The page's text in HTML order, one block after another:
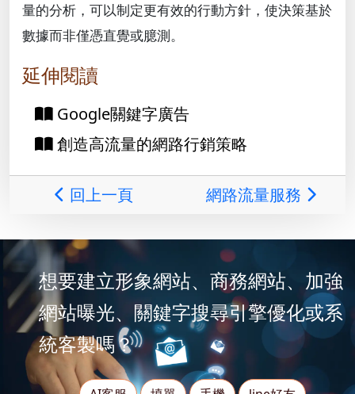
量的分析，可以制定更有效的行動方針，使決策基於
數據而非僅憑直覺或臆測。
延伸閱讀
Google關鍵字廣告
創造高流量的網路行銷策略
回上一頁 網路流量服務
想要建立形象網站、商務網站、加強
網站曝光、關鍵字搜尋引擎優化或系
統客製嗎？